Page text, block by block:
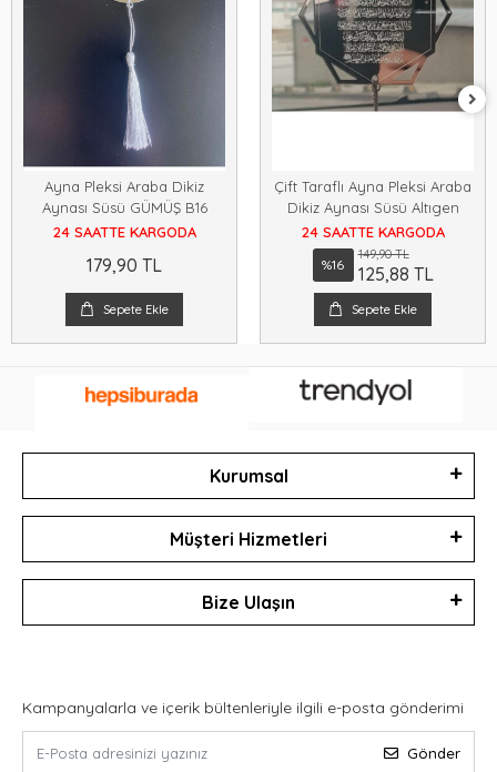
Ayna Pleksi Araba Dikiz
Aynası Süsü GÜMÜŞ B16
24 SAATTE KARGODA
179,90 TL
Sepete Ekle
Çift Taraflı Ayna Pleksi Araba
Dikiz Aynası Süsü Altıgen
24 SAATTE KARGODA
%16
149,90 TL
125,88 TL
Sepete Ekle
Kurumsal
Müşteri Hizmetleri
Bize Ulaşın
Kampanyalarla ve içerik bültenleriyle ilgili e-posta gönderimi
Gönder